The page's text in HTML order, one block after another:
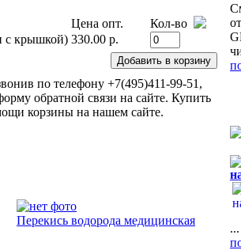
Цена опт.
Кол-во
с крышкой) 330.00 р.
по телефону +7(495)411-99-51,
обратной связи на сайте. Купить
корзины на нашем сайте.
Перекись водорода медицинская
...